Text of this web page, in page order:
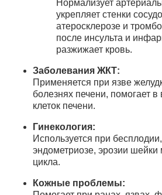
Нормализует
укрепляет стенки
атеросклерозе и
после инсульта и
разжижает кровь.
Заболевания ЖКТ:
Применяется при язве
болезнях печени, помогает в
клеток печени.
Гинекология:
Используется при
эндометриозе, эрозии
цикла.
Кожные проблемы: